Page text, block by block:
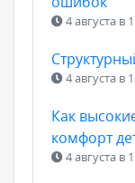
4 августа в
4 августа в
Как
комфорт
4 августа в